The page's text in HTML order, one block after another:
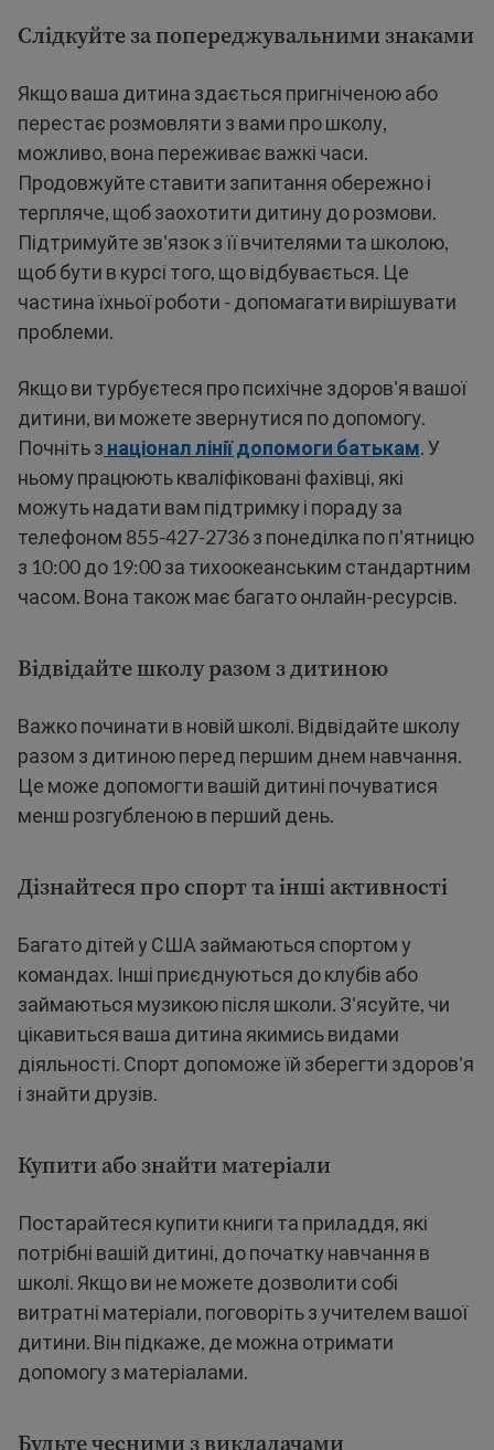
Слідкуйте за попереджувальними знаками
Якщо ваша дитина здається пригніченою або
перестає розмовляти з вами про школу,
можливо, вона переживає важкі часи.
Продовжуйте ставити запитання обережно і
терпляче, щоб заохотити дитину до розмови.
Підтримуйте зв'язок з її вчителями та школою,
щоб бути в курсі того, що відбувається. Це
частина їхньої роботи - допомагати вирішувати
проблеми.
Якщо ви турбуєтеся про психічне здоров'я вашої
дитини, ви можете звернутися по допомогу.
Почніть з націонал лінії допомоги батькам. У
ньому працюють кваліфіковані фахівці, які
можуть надати вам підтримку і пораду за
телефоном 855-427-2736 з понеділка по п'ятницю
з 10:00 до 19:00 за тихоокеанським стандартним
часом. Вона також має багато онлайн-ресурсів.
Відвідайте школу разом з дитиною
Важко починати в новій школі. Відвідайте школу
разом з дитиною перед першим днем навчання.
Це може допомогти вашій дитині почуватися
менш розгубленою в перший день.
Дізнайтеся про спорт та інші активності
Багато дітей у США займаються спортом у
командах. Інші приєднуються до клубів або
займаються музикою після школи. З'ясуйте, чи
цікавиться ваша дитина якимись видами
діяльності. Спорт допоможе їй зберегти здоров'я
і знайти друзів.
Купити або знайти матеріали
Постарайтеся купити книги та приладдя, які
потрібні вашій дитині, до початку навчання в
школі. Якщо ви не можете дозволити собі
витратні матеріали, поговоріть з учителем вашої
дитини. Він підкаже, де можна отримати
допомогу з матеріалами.
Будьте чесними з викладачами